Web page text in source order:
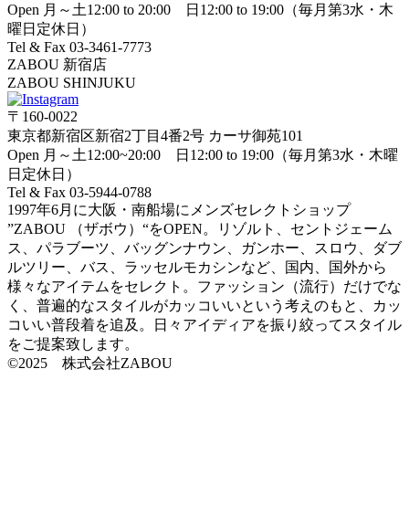
Open 月～土12:00 to 20:00 日12:00 to 19:00（毎月第3水・木
曜日定休日）
Tel & Fax 03-3461-7773
ZABOU 新宿店
ZABOU SHINJUKU
〒160-0022
東京都新宿区新宿2丁目4番2号 カーサ御苑101
Open 月～土12:00~20:00 日12:00 to 19:00（毎月第3水・木曜
日定休日）
Tel & Fax 03-5944-0788
1997年6月に大阪・南船場にメンズセレクトショップ
”ZABOU （ザボウ）“をOPEN。リゾルト、セントジェーム
ス、パラブーツ、バッグンナウン、ガンホー、スロウ、ダブ
ルツリー、バス、ラッセルモカシンなど、国内、国外から
様々なアイテムをセレクト。ファッション（流行）だけでな
く、普遍的なスタイルがカッコいいという考えのもと、カッ
コいい普段着を追及。日々アイディアを振り絞ってスタイル
をご提案致します。
©2025 株式会社ZABOU